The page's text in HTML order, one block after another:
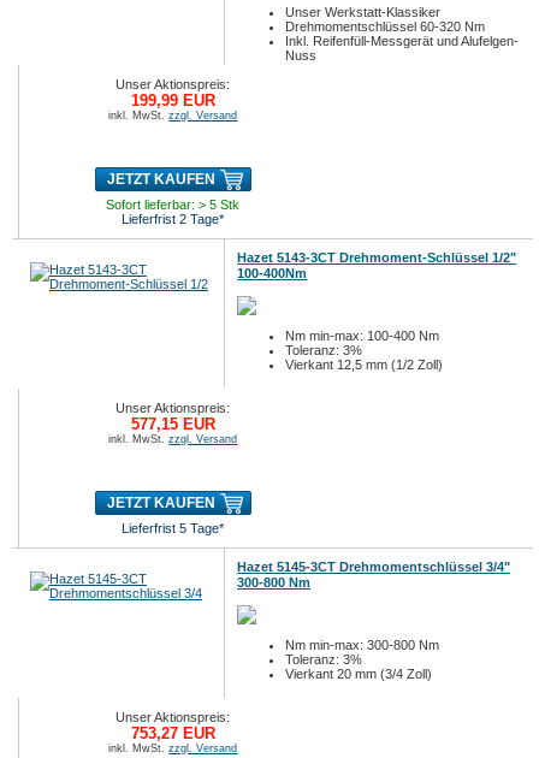
Unser Werkstatt-Klassiker
Drehmomentschlüssel 60-320 Nm
Inkl. Reifenfüll-Messgerät und Alufelgen-
Nuss
Unser Aktionspreis:
199,99 EUR
inkl. MwSt.zzgl. Versand
JETZT KAUFEN
Sofort lieferbar: > 5 Stk
Lieferfrist 2 Tage*
Hazet 5143-3CT Drehmoment-Schlüssel 1/2"
100-400Nm
Nm min-max: 100-400 Nm
Toleranz: 3%
Vierkant 12,5 mm (1/2 Zoll)
Unser Aktionspreis:
577,15 EUR
inkl. MwSt.zzgl. Versand
JETZT KAUFEN
Lieferfrist 5 Tage*
Hazet 5145-3CT Drehmomentschlüssel 3/4"
300-800 Nm
Nm min-max: 300-800 Nm
Toleranz: 3%
Vierkant 20 mm (3/4 Zoll)
Unser Aktionspreis:
753,27 EUR
inkl. MwSt.zzgl. Versand